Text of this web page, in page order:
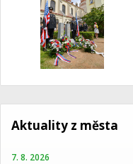
Aktuality z města
7. 8. 2026